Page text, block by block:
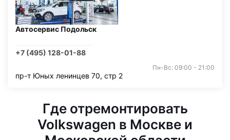
Автосервис Подольск
+7 (495) 128-01-88
Пн-Вс: 09:00 - 21:00
пр-т Юных ленинцев 70, стр 2
Где отремонтировать
Volkswagen в Москве и